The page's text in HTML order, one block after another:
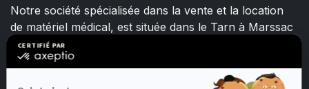
Notre société spécialisée dans la vente et la location
de matériel médical, est située dans le Tarn à Marssac
sur Tarn.
Fort d'une expérience et d'un savoir-faire de plus de